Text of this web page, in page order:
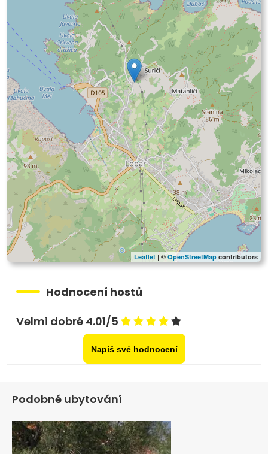
Leaflet | ©OpenStreetMap contributors
Hodnocení hostů
Velmi dobré 4.01/5
Napiš své hodnocení
Podobné ubytování